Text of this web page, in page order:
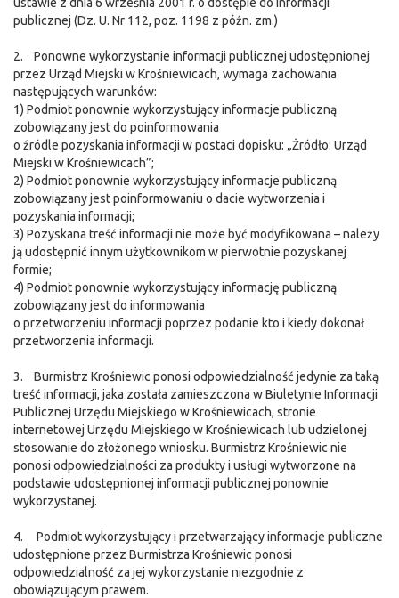
publicznej (Dz. U. Nr 112, poz. 1198 z późn. zm.)
2. Ponowne wykorzystanie informacji publicznej udostępnionej
przez Urząd Miejski w Krośniewicach, wymaga zachowania
następujących warunków:
1) Podmiot ponownie wykorzystujący informacje publiczną
zobowiązany jest do poinformowania
o źródle pozyskania informacji w postaci dopisku: „Żródło: Urząd
Miejski w Krośniewicach”;
2) Podmiot ponownie wykorzystujący informacje publiczną
zobowiązany jest poinformowaniu o dacie wytworzenia i
pozyskania informacji;
3) Pozyskana treść informacji nie może być modyfikowana – należy
ją udostępnić innym użytkownikom w pierwotnie pozyskanej
formie;
4) Podmiot ponownie wykorzystujący informację publiczną
zobowiązany jest do informowania
o przetworzeniu informacji poprzez podanie kto i kiedy dokonał
przetworzenia informacji.
3. Burmistrz Krośniewic ponosi odpowiedzialność jedynie za taką
treść informacji, jaka została zamieszczona w Biuletynie Informacji
Publicznej Urzędu Miejskiego w Krośniewicach, stronie
internetowej Urzędu Miejskiego w Krośniewicach lub udzielonej
stosowanie do złożonego wniosku. Burmistrz Krośniewic nie
ponosi odpowiedzialności za produkty i usługi wytworzone na
podstawie udostępnionej informacji publicznej ponownie
wykorzystanej.
4. Podmiot wykorzystujący i przetwarzający informacje publiczne
udostępnione przez Burmistrza Krośniewic ponosi
odpowiedzialność za jej wykorzystanie niezgodnie z
obowiązującym prawem.